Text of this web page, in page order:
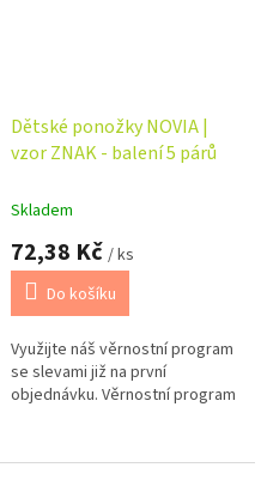
Dětské ponožky NOVIA |
vzor ZNAK - balení 5 párů
Skladem
72,38 Kč / ks
Do košíku
Využijte náš věrnostní program
se slevami již na první
objednávku. Věrnostní program